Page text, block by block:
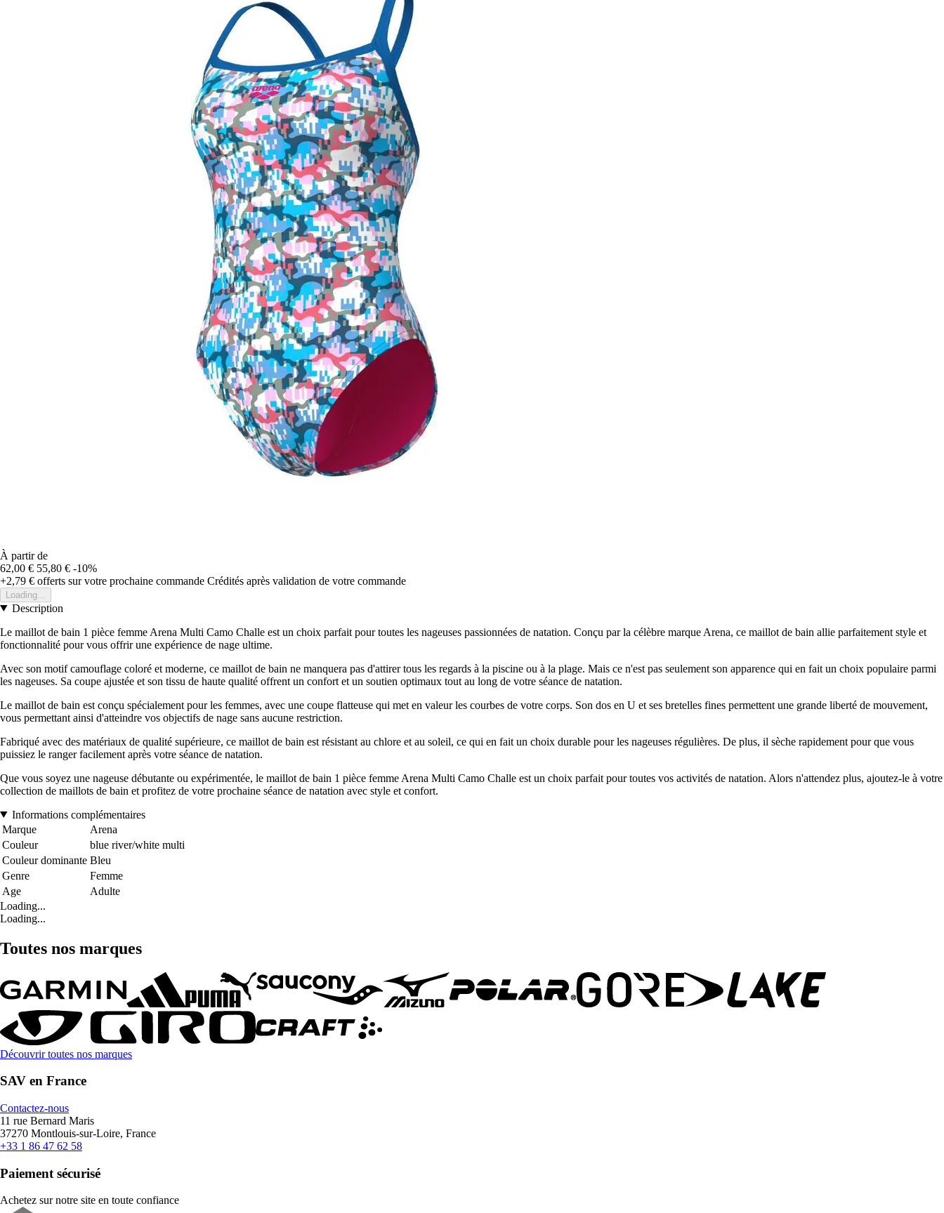
À partir de
62,00 € 55,80 € -10%
+2,79 € offerts sur votre prochaine commande Crédités après validation de votre commande
Loading...
Description
Le maillot de bain 1 pièce femme Arena Multi Camo Challe est un choix parfait pour toutes les nageuses passionnées de natation. Conçu par la célèbre marque Arena, ce maillot de bain allie parfaitement style et
fonctionnalité pour vous offrir une expérience de nage ultime.
Avec son motif camouflage coloré et moderne, ce maillot de bain ne manquera pas d'attirer tous les regards à la piscine ou à la plage. Mais ce n'est pas seulement son apparence qui en fait un choix populaire parmi
les nageuses. Sa coupe ajustée et son tissu de haute qualité offrent un confort et un soutien optimaux tout au long de votre séance de natation.
Le maillot de bain est conçu spécialement pour les femmes, avec une coupe flatteuse qui met en valeur les courbes de votre corps. Son dos en U et ses bretelles fines permettent une grande liberté de mouvement,
vous permettant ainsi d'atteindre vos objectifs de nage sans aucune restriction.
Fabriqué avec des matériaux de qualité supérieure, ce maillot de bain est résistant au chlore et au soleil, ce qui en fait un choix durable pour les nageuses régulières. De plus, il sèche rapidement pour que vous
puissiez le ranger facilement après votre séance de natation.
Que vous soyez une nageuse débutante ou expérimentée, le maillot de bain 1 pièce femme Arena Multi Camo Challe est un choix parfait pour toutes vos activités de natation. Alors n'attendez plus, ajoutez-le à votre
collection de maillots de bain et profitez de votre prochaine séance de natation avec style et confort.
Informations complémentaires
Marque
Arena
Couleur
blue river/white multi
Couleur dominante Bleu
Genre
Femme
Age
Adulte
Loading...
Loading...
Toutes nos marques
Découvrir toutes nos marques
SAV en France
Contactez-nous
11 rue Bernard Maris
37270 Montlouis-sur-Loire, France
+33 1 86 47 62 58
Paiement sécurisé
Achetez sur notre site en toute confiance